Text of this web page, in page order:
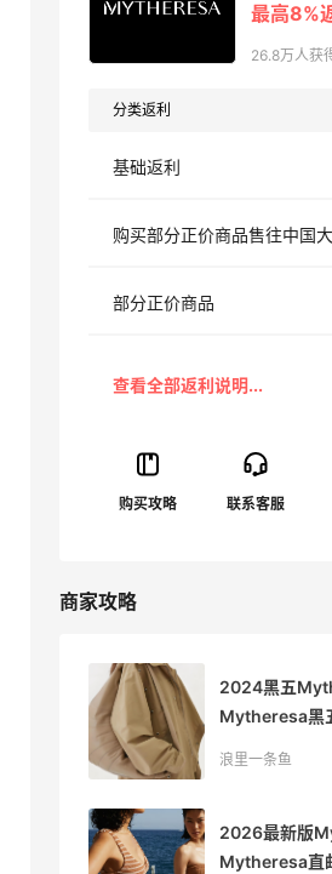
最高8%
26.8万人获
分类返利
基础返利
购买部分正价商品售往中国
部分正价商品
商家攻略
2024黑五
Mytheresa黑
浪里一条鱼
2026最新版
Mytheresa直